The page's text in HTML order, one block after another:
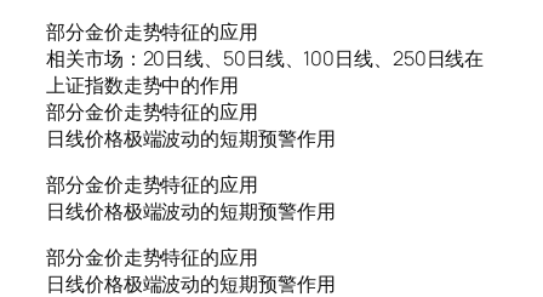
部分金价走势特征的应用
相关市场：20日线、50日线、100日线、250日线在
上证指数走势中的作用
部分金价走势特征的应用
日线价格极端波动的短期预警作用
部分金价走势特征的应用
日线价格极端波动的短期预警作用
部分金价走势特征的应用
日线价格极端波动的短期预警作用